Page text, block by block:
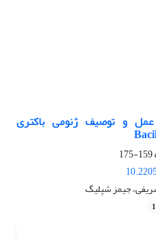
و توصیف ژنومی باکتری
159-175
جیمز شپلیگ